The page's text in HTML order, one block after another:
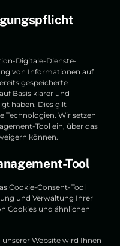
Digitale-Dienste-
von Informationen auf
gespeicherte
Basis klarer und
haben. Dies gilt
Technologien. Wir setzen
Tool ein, über das
können.
Tool
Cookie-Consent-Tool
und Verwaltung Ihrer
Cookies und ähnlichen
Website wird Ihnen